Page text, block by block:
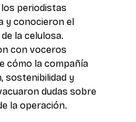
periodistas
y conocieron el
la celulosa.
con voceros
cómo la compañía
sostenibilidad y
dudas sobre
la operación.